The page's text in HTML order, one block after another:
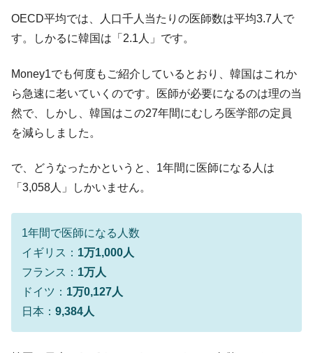
『Money1』
韓国･帰ってきた李在明。李在明を支持しな
い「50.5％」に上昇
た ⇒ 国家が行った恐るべき株価操作であり、空前の国政壟
断
韓国･警察職員が「丸刈りになって抗議活
動」
『Money1』
韓国製造業「半導体絶好調」のウラで他業
ン』1人当たり賠償10万ウォンを認定 ⇒ 総額3兆7,000億
『Money1』 韓国で猛暑。南東部では干ばつ
「KDDX」1番艦、2032年竣工と公示
OECD平均では、人口千人当たりの医師数は平均3.7人で
す。しかるに韓国は「2.1人」です。
Money1でも何度もご紹介しているとおり、韓国はこれか
ら急速に老いていくのです。医師が必要になるのは理の当
然で、しかし、韓国はこの27年間にむしろ医学部の定員
を減らしました。
で、どうなったかというと、1年間に医師になる人は
「3,058人」しかいません。
1年間で医師になる人数
イギリス： 1万1,000人
フランス： 1万人
ドイツ： 1万0,127人
日本： 9,384人